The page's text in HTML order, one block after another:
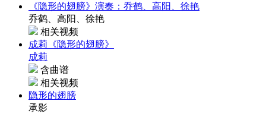
《隐形的翅膀》演奏：乔鹤、高阳、徐艳
乔鹤、高阳、徐艳
相关视频
成莉《隐形的翅膀》
成莉
含曲谱
相关视频
隐形的翅膀
承影